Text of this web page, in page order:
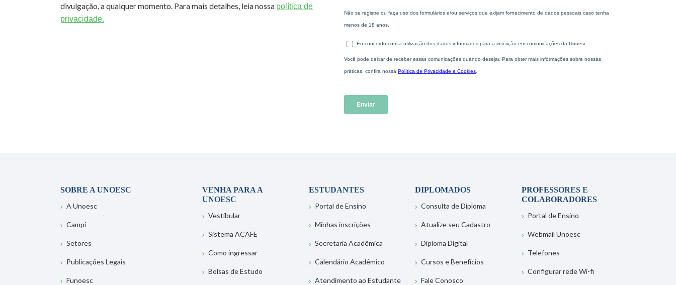
divulgação, a qualquer momento. Para mais detalhes, leia nossa política de
privacidade.
SOBRE A UNOESC
A Unoesc
Campi
Setores
Publicações Legais
Funoesc
VENHA PARA A
UNOESC
Vestibular
Sistema ACAFE
Como ingressar
Bolsas de Estudo
ESTUDANTES
Portal de Ensino
Minhas inscrições
Secretaria Acadêmica
Calendário Acadêmico
Atendimento ao Estudante
DIPLOMADOS
Consulta de Diploma
Atualize seu Cadastro
Diploma Digital
Cursos e Benefícios
Fale Conosco
PROFESSORES E
COLABORADORES
Portal de Ensino
Webmail Unoesc
Telefones
Configurar rede Wi-fi